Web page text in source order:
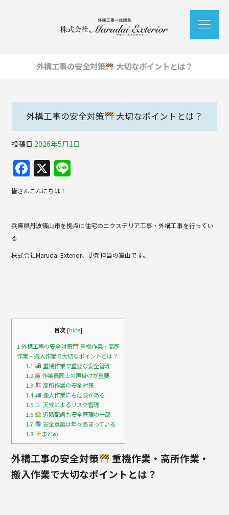
外構工事の安全対策 大切なポイントとは？
外構工事の安全対策 大切なポイントとは？
投稿日 2026年5月1日
F
a
c
e
b
o
X
皆さんこんにちは！
兵庫県丹波篠山市を拠点に住宅のエクステリア工事・外構工事を行ってい
る
株式会社Marudai Exterior、更新担当の富山です。
目次 [hide]
1 外構工事の安全対策
重機作業・高所
作業・搬入作業で大切なポイントとは？
1.1
重機作業で重要な安全管理
1.2🦺 作業員同士の声掛けが重要
1.3
高所作業の安全対策
1.4
搬入作業にも危険がある
1.5
天候によるリスク管理
1.6
近隣配慮も安全管理の一部
1.7
安全意識は年々高まっている
1.8
まとめ
外構工事の安全対策
重機作業・高所作業・
搬入作業で大切なポイントとは？